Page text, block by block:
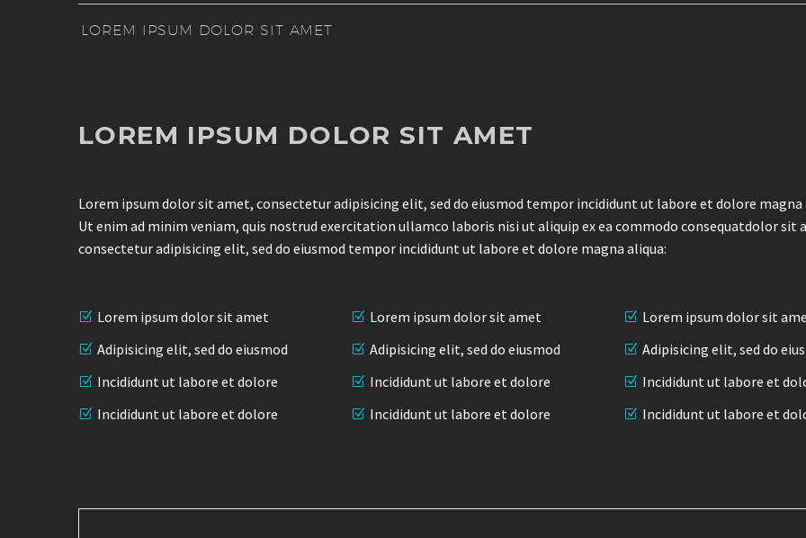
LOREM IPSUM DOLOR SIT AMET
LOREM IPSUM DOLOR SIT AMET
Lorem ipsum dolor sit amet, consectetur adipisicing elit, sed do eiusmod tempor incididunt ut labore et dolore magna
Ut enim ad minim veniam, quis nostrud exercitation ullamco laboris nisi ut aliquip ex ea commodo consequatdolor sit
consectetur adipisicing elit, sed do eiusmod tempor incididunt ut labore et dolore magna aliqua:
Lorem ipsum dolor sit amet
Adipisicing elit, sed do eiusmod
Incididunt ut labore et dolore
Incididunt ut labore et dolore
Lorem ipsum dolor sit amet
Adipisicing elit, sed do eiusmod
Incididunt ut labore et dolore
Incididunt ut labore et dolore
Lorem ipsum dolor sit
Adipisicing elit, sed do
Incididunt ut labore et
Incididunt ut labore et